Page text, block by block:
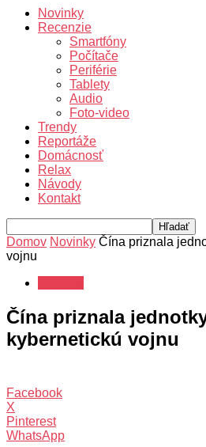
Novinky
Recenzie
Smartfóny
Počítače
Periférie
Tablety
Audio
Foto-video
Trendy
Reportáže
Domácnosť
Relax
Návody
Kontakt
Domov Novinky Čína priznala
vojnu
Čína priznala
kybernetickú vojnu
Facebook
X
Pinterest
WhatsApp